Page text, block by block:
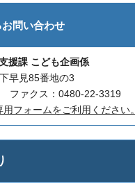
お問い合わせ
援課 こども企画係
早見85番地の3
ファクス：0480-22-3319
フォームをご利用ください。